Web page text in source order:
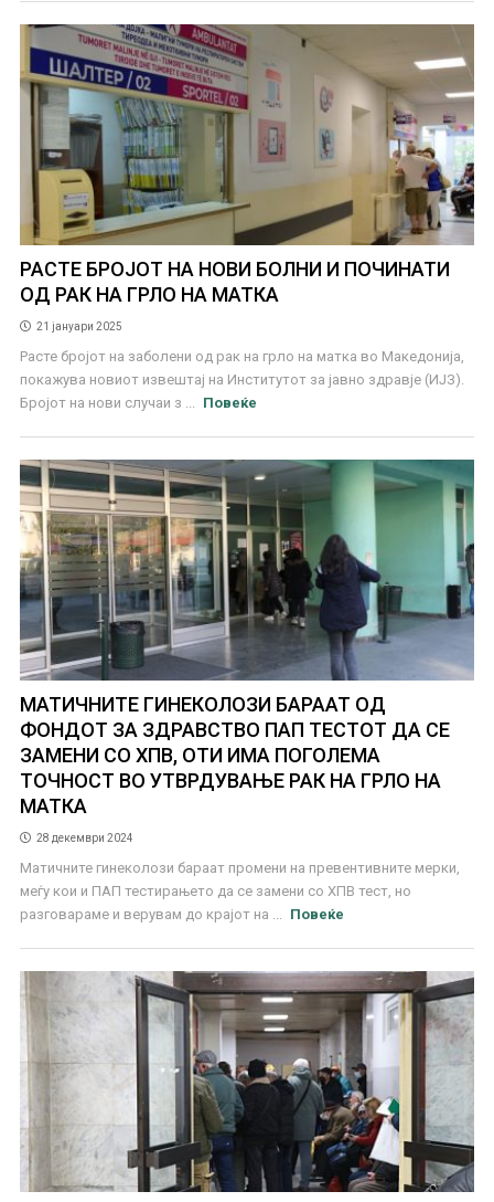
РАСТЕ БРОЈОТ НА НОВИ БОЛНИ И ПОЧИНАТИ
ОД РАК НА ГРЛО НА МАТКА
21 јануари 2025
Расте бројот на заболени од рак на грло на матка во Македонија,
покажува новиот извештај на Институтот за јавно здравје (ИЈЗ).
Бројот на нови случаи з ...
Повеќе
МАТИЧНИТЕ ГИНЕКОЛОЗИ БАРААТ ОД
ФОНДОТ ЗА ЗДРАВСТВО ПАП ТЕСТОТ ДА СЕ
ЗАМЕНИ СО ХПВ, ОТИ ИМА ПОГОЛЕМА
ТОЧНОСТ ВО УТВРДУВАЊЕ РАК НА ГРЛО НА
МАТКА
28 декември 2024
Матичните гинеколози бараат промени на превентивните мерки,
меѓу кои и ПАП тестирањето да се замени со ХПВ тест, но
разговараме и верувам до крајот на ...
Повеќе